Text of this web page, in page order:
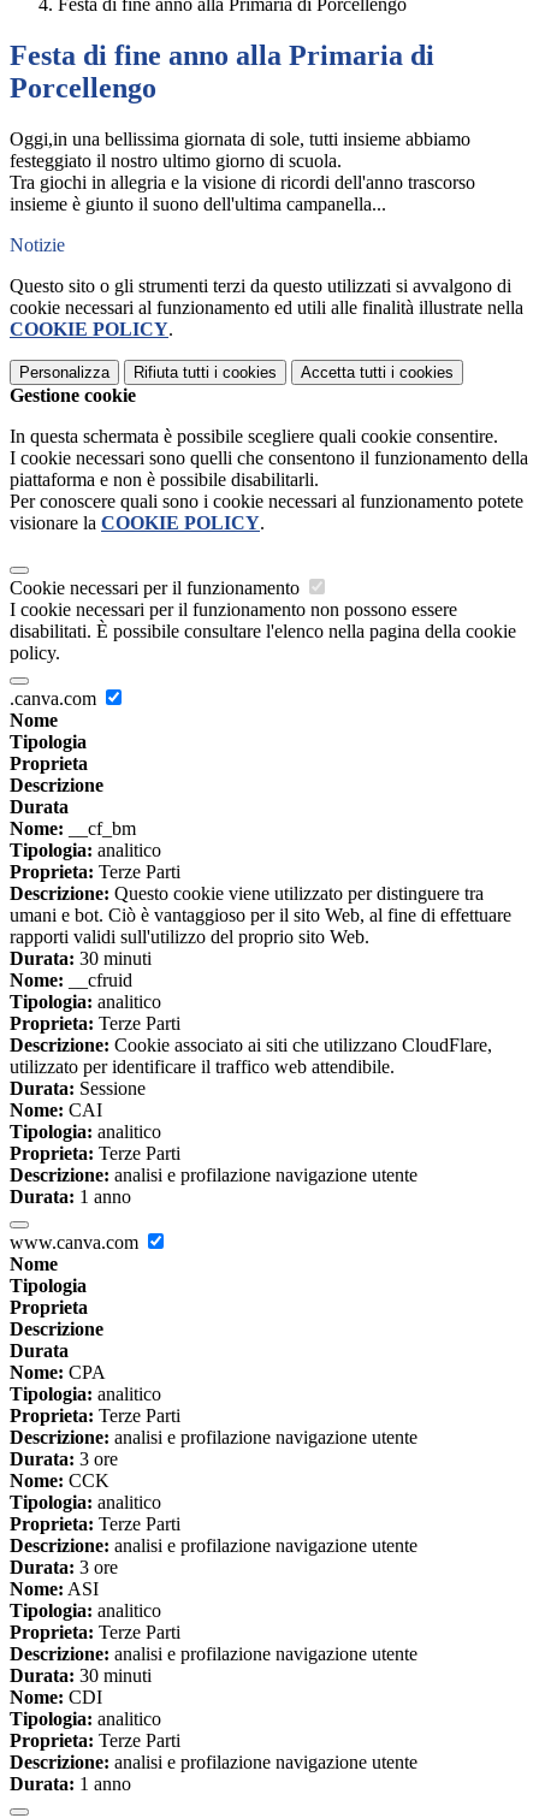
Festa di fine anno alla Primaria di Porcellengo
Festa di fine anno alla Primaria di
Porcellengo
Oggi,in una bellissima giornata di sole, tutti insieme abbiamo
festeggiato il nostro ultimo giorno di scuola.
Tra giochi in allegria e la visione di ricordi dell'anno trascorso
insieme è giunto il suono dell'ultima campanella...
Notizie
Questo sito o gli strumenti terzi da questo utilizzati si avvalgono di
cookie necessari al funzionamento ed utili alle finalità illustrate nella
COOKIE POLICY.
Personalizza Rifiuta tutti i cookies Accetta tutti i cookies
Gestione cookie
In questa schermata è possibile scegliere quali cookie consentire.
I cookie necessari sono quelli che consentono il funzionamento della
piattaforma e non è possibile disabilitarli.
Per conoscere quali sono i cookie necessari al funzionamento potete
visionare la COOKIE POLICY.
Cookie necessari per il funzionamento
I cookie necessari per il funzionamento non possono essere
disabilitati. È possibile consultare l'elenco nella pagina della cookie
policy.
.canva.com
Nome
Tipologia
Proprieta
Descrizione
Durata
Nome: __cf_bm
Tipologia: analitico
Proprieta: Terze Parti
Descrizione: Questo cookie viene utilizzato per distinguere tra
umani e bot. Ciò è vantaggioso per il sito Web, al fine di effettuare
rapporti validi sull'utilizzo del proprio sito Web.
Durata: 30 minuti
Nome: __cfruid
Tipologia: analitico
Proprieta: Terze Parti
Descrizione: Cookie associato ai siti che utilizzano CloudFlare,
utilizzato per identificare il traffico web attendibile.
Durata: Sessione
Nome: CAI
Tipologia: analitico
Proprieta: Terze Parti
Descrizione: analisi e profilazione navigazione utente
Durata: 1 anno
www.canva.com
Nome
Tipologia
Proprieta
Descrizione
Durata
Nome: CPA
Tipologia: analitico
Proprieta: Terze Parti
Descrizione: analisi e profilazione navigazione utente
Durata: 3 ore
Nome: CCK
Tipologia: analitico
Proprieta: Terze Parti
Descrizione: analisi e profilazione navigazione utente
Durata: 3 ore
Nome: ASI
Tipologia: analitico
Proprieta: Terze Parti
Descrizione: analisi e profilazione navigazione utente
Durata: 30 minuti
Nome: CDI
Tipologia: analitico
Proprieta: Terze Parti
Descrizione: analisi e profilazione navigazione utente
Durata: 1 anno